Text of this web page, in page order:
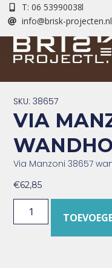
T: 06 53990038
info@brisk-projecten.nl
SKU: 38657
VIA
Via Manzoni 38657
€62,85